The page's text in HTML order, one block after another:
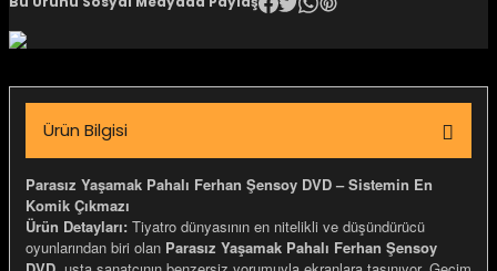
Ürün Bilgisi
Parasız Yaşamak Pahalı Ferhan Şensoy DVD – Sistemin En
Komik Çıkmazı
Ürün Detayları: Tiyatro dünyasının en nitelikli ve düşündürücü
oyunlarından biri olan Parasız Yaşamak Pahalı Ferhan Şensoy